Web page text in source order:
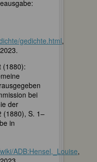
gedichte.html,
(1880):
bei
der
(1880), S. 1–
in
ADB:Hensel,_Louise,